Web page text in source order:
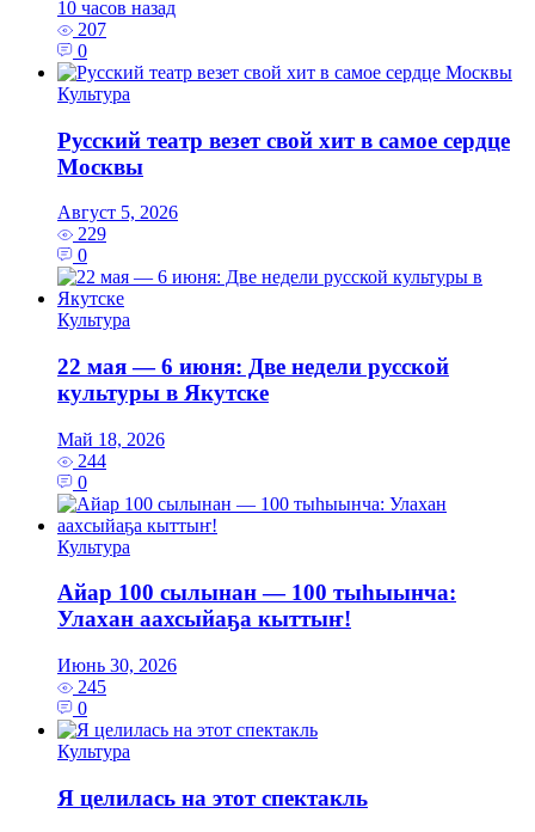
10 часов назад
207
0
Культура
Русский театр везет свой хит в самое сердце
Москвы
Август 5, 2026
229
0
Культура
22 мая — 6 июня: Две недели русской
культуры в Якутске
Май 18, 2026
244
0
Культура
Айар 100 сылынан — 100 тыһыынча:
Улахан аахсыйаҕа кыттыҥ!
Июнь 30, 2026
245
0
Культура
Я целилась на этот спектакль